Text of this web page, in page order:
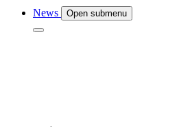
News Open submenu